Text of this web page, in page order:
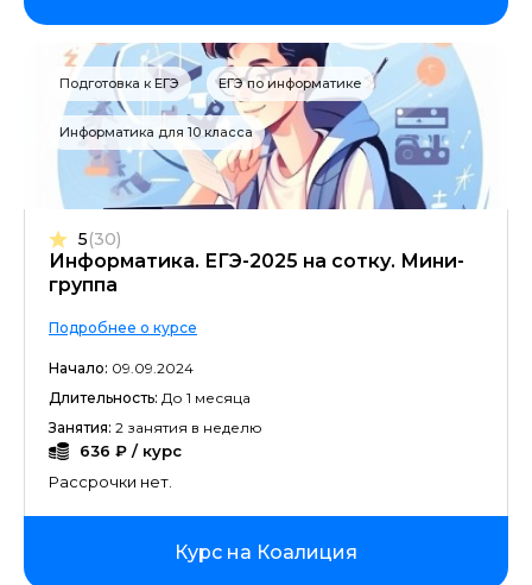
Подготовка к ЕГЭ ЕГЭ по информатике
Информатика для 10 класса
Информатика. ЕГЭ-2025 на сотку. Мини-
группа
5(30)
Подробнее о курсе
Начало: 09.09.2024
Длительность: До 1 месяца
Занятия: 2 занятия в неделю
636 ₽ / курс
Рассрочки нет.
Курс на Коалиция